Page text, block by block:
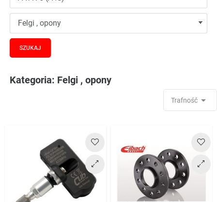
Kategoria: Felgi , opony
Trafność 